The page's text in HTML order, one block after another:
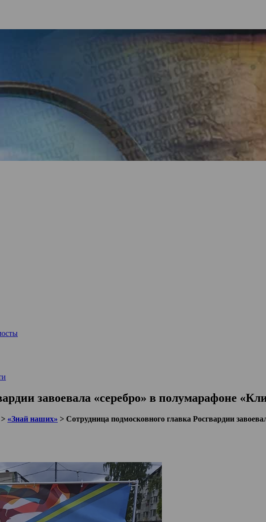
завоевала «серебро» в полумарафоне
«Знай наших» > Сотрудница подмосковного главка Росгвардии